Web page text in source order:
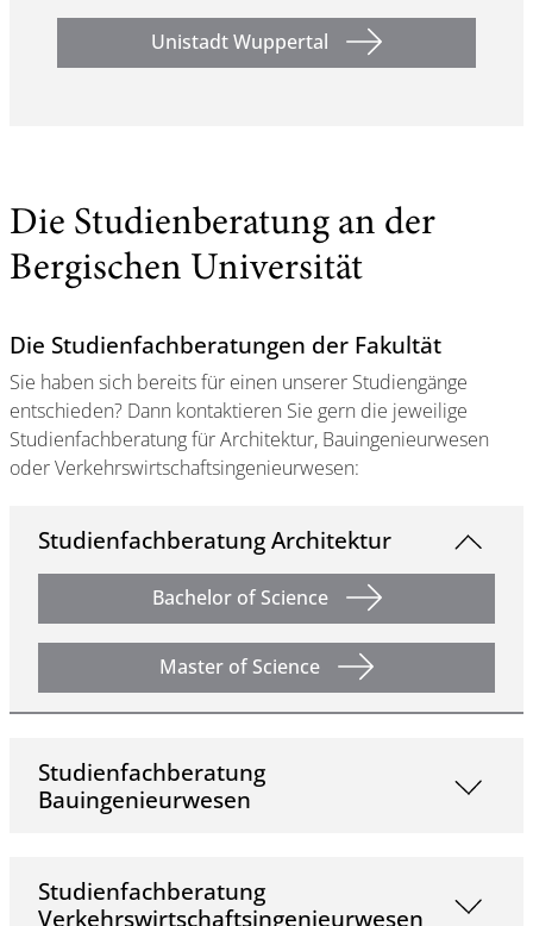
Unistadt Wuppertal
Die Studienberatung an der
Bergischen Universität
Die Studienfachberatungen der Fakultät
Sie haben sich bereits für einen unserer Studiengänge
entschieden? Dann kontaktieren Sie gern die jeweilige
Studienfachberatung für Architektur, Bauingenieurwesen
oder Verkehrswirtschaftsingenieurwesen:
Studienfachberatung Architektur
Bachelor of Science
Master of Science
Studienfachberatung
Bauingenieurwesen
Studienfachberatung
Verkehrswirtschaftsingenieurwesen